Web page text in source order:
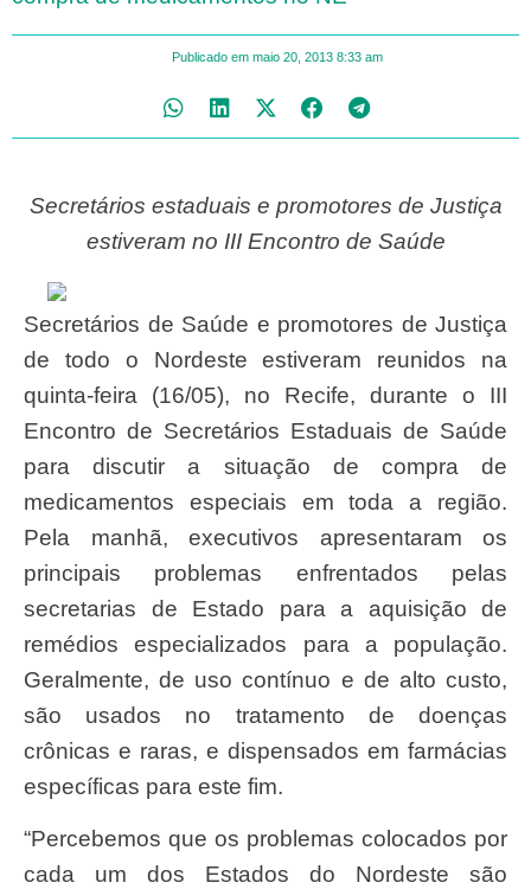
Publicado em maio 20, 2013 8:33 am
Secretários estaduais e promotores de Justiça
estiveram no III Encontro de Saúde
Secretários de Saúde e promotores de Justiça
de todo o Nordeste estiveram reunidos na
quinta-feira (16/05), no Recife, durante o III
Encontro de Secretários Estaduais de Saúde
para discutir a situação de compra de
medicamentos especiais em toda a região.
Pela manhã, executivos apresentaram os
principais problemas enfrentados pelas
secretarias de Estado para a aquisição de
remédios especializados para a população.
Geralmente, de uso contínuo e de alto custo,
são usados no tratamento de doenças
crônicas e raras, e dispensados em farmácias
específicas para este fim.
“Percebemos que os problemas colocados por
cada um dos Estados do Nordeste são